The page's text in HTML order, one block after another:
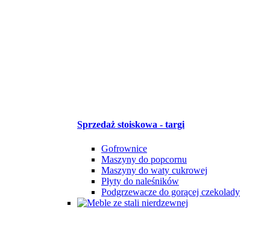
Sprzedaż stoiskowa - targi
Gofrownice
Maszyny do popcornu
Maszyny do waty cukrowej
Płyty do naleśników
Podgrzewacze do gorącej czekolady